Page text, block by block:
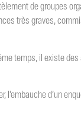
de groupes
très graves,
temps, il existe
d’un